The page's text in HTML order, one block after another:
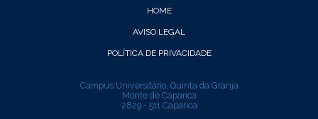
HOME
AVISO LEGAL
POLÍTICA DE PRIVACIDADE
Campus Universitário, Quinta da Granja
Monte de Caparica
2829 - 511 Caparica